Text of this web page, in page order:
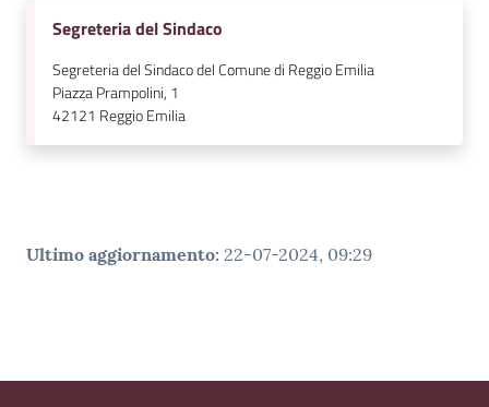
Segreteria del Sindaco
Segreteria del Sindaco del Comune di Reggio Emilia
Piazza Prampolini, 1
42121 Reggio Emilia
Ultimo aggiornamento: 22-07-2024, 09:29